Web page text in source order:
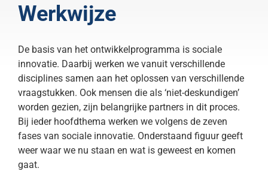
Werkwijze
De basis van het ontwikkelprogramma is sociale
innovatie. Daarbij werken we vanuit verschillende
disciplines samen aan het oplossen van verschillende
vraagstukken. Ook mensen die als ‘niet-deskundigen’
worden gezien, zijn belangrijke partners in dit proces.
Bij ieder hoofdthema werken we volgens de zeven
fases van sociale innovatie. Onderstaand figuur geeft
weer waar we nu staan en wat is geweest en komen
gaat.